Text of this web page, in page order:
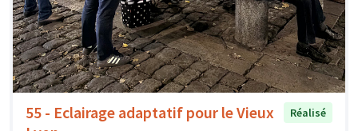
55 - Eclairage adaptatif pour le Vieux
Réalisé